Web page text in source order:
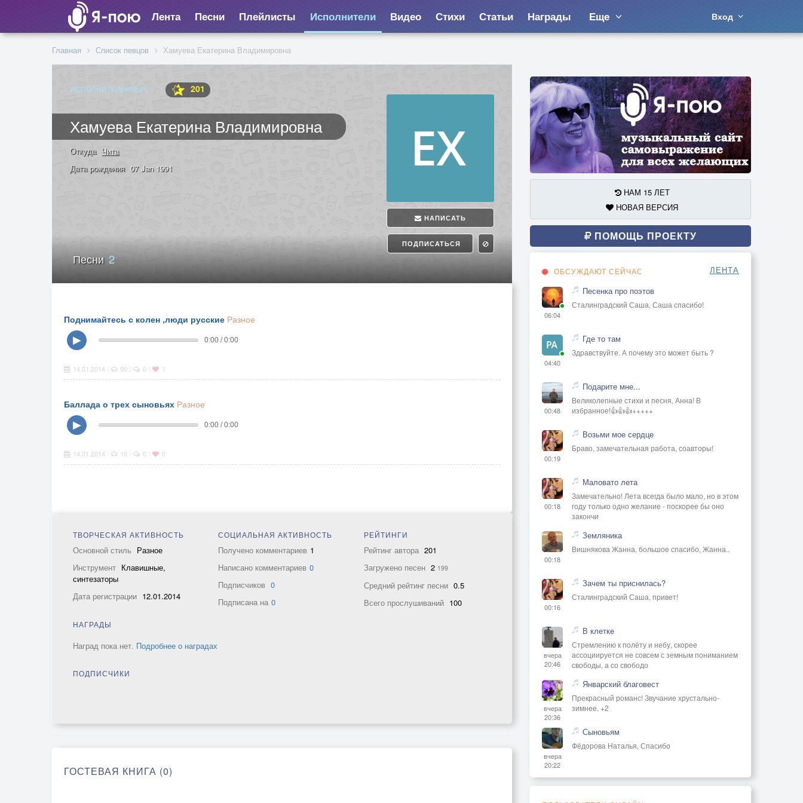
Лента Песни Плейлисты Исполнители Видео Стихи Статьи Награды Еще Вход
Главная Список певцов Хамуева Екатерина Владимировна
ИСПОЛНИТЕЛЬНИЦА 201
Хамуева Екатерина Владимировна
НАПИСАТЬ
ПОДПИСАТЬСЯ
Откуда Чита
Дата рождения 07 Jan 1991
Песни2
Поднимайтесь с колен ,люди русские Разное
▶
0:00 / 0:00
14.01.2014 90 0 1
Баллада о трех сыновьях Разное
▶
0:00 / 0:00
14.01.2014 10 0 0
ТВОРЧЕСКАЯ АКТИВНОСТЬ
Основной стиль Разное
Инструмент Клавишные,
синтезаторы
Дата регистрации 12.01.2014
СОЦИАЛЬНАЯ АКТИВНОСТЬ
Получено комментариев 1
Написано комментариев 0
Подписчиков 0
Подписана на 0
РЕЙТИНГИ
Рейтинг автора 201
Загружено песен 2 199
Средний рейтинг песни 0.5
Всего прослушиваний 100
НАГРАДЫ
Наград пока нет. Подробнее о наградах
ПОДПИСЧИКИ
ГОСТЕВАЯ КНИГА (0)
НАМ 15 ЛЕТ
НОВАЯ ВЕРСИЯ
ПОМОЩЬ ПРОЕКТУ
ОБСУЖДАЮТ СЕЙЧАС ЛЕНТА
06:04
Песенка про поэтов
Сталинградский Саша, Саша спасибо!
04:40
Где то там
Здравствуйте. А почему это может быть ?
00:48
Подарите мне...
Великолепные стихи и песня, Анна! В
избранное!👍👍👍+++++
00:19
Возьми мое сердце
Браво, замечательная работа, соавторы!
00:18
Маловато лета
Замечательно! Лета всегда было мало, но в этом
году только одно желание - поскорее бы оно
закончи
00:18
Земляника
Вишнякова Жанна, большое спасибо, Жанна..
00:16
Зачем ты приснилась?
Сталинградский Саша, привет!
вчера
20:46
В клетке
Стремлению к полёту и небу, скорее
ассоциируется не совсем с земным пониманием
свободы, а со свободо
вчера
20:36
Январский благовест
Прекрасный романс! Звучание хрустально-
зимнее. +2
вчера
20:22
Сыновьям
Фёдорова Наталья, Спасибо